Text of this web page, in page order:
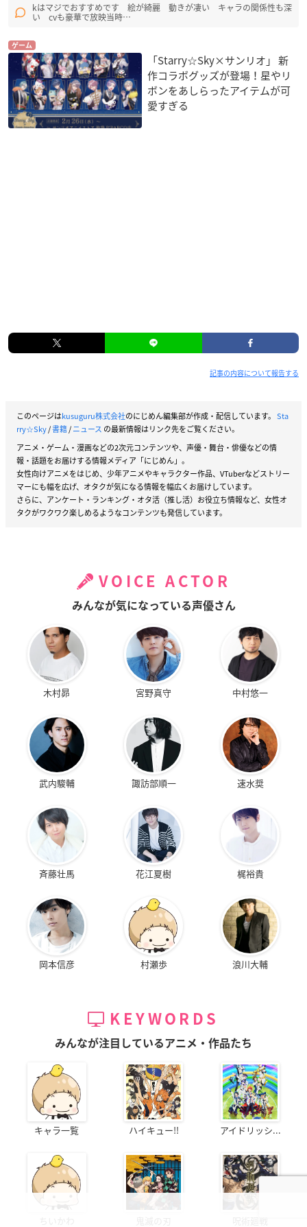
kはマジでおすすめです 絵が綺麗 動きが凄い キャラの関係性も深
い cvも豪華で放映当時…
ゲーム
「Starry☆Sky×サンリオ」 新
作コラボグッズが登場！星やリ
ボンをあしらったアイテムが可
愛すぎる
記事の内容について報告する
このページはkusuguru株式会社のにじめん編集部が作成・配信しています。 Sta
rry☆Sky/書籍/ニュース の最新情報はリンク先をご覧ください。
アニメ・ゲーム・漫画などの2次元コンテンツや、声優・舞台・俳優などの情
報・話題をお届けする情報メディア「にじめん」。
女性向けアニメをはじめ、少年アニメやキャラクター作品、VTuberなどストリー
マーにも幅を広げ、オタクが気になる情報を幅広くお届けしています。
さらに、アンケート・ランキング・オタ活（推し活）お役立ち情報など、女性オ
タクがワクワク楽しめるようなコンテンツも発信しています。
VOICE ACTOR
みんなが気になっている声優さん
木村昴 宮野真守 中村悠一
武内駿輔 諏訪部順一 速水奨
斉藤壮馬 花江夏樹 梶裕貴
岡本信彦 村瀬歩 浪川大輔
KEYWORDS
みんなが注目しているアニメ・作品たち
キャラ一覧 ハイキュー!! アイドリッシ...